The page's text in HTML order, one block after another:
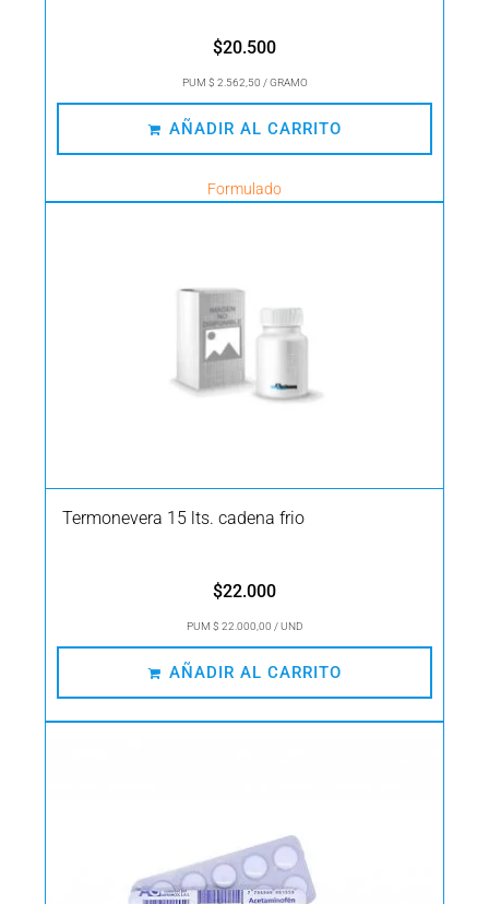
$20.500
PUM $ 2.562,50 / GRAMO
AÑADIR AL CARRITO
Formulado
Termonevera 15 lts. cadena frio
$22.000
PUM $ 22.000,00 / UND
AÑADIR AL CARRITO